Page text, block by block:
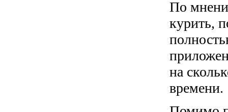
По
курить,
на
времени.